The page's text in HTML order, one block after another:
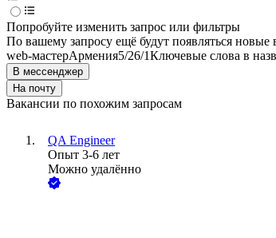
Попробуйте изменить запрос или фильтры
По вашему запросу ещё будут появляться
web-мастерАрмения5/26/1Ключевые слова в
В мессенджер
На почту
Вакансии по похожим запросам
QA Engineer
Опыт 3-6 лет
Можно удалённо